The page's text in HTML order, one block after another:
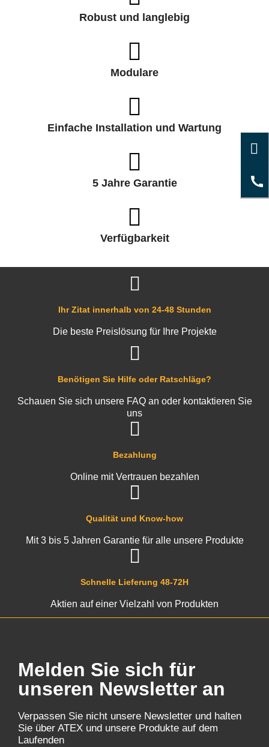
Robust und langlebig
Modulare
Einfache Installation und Wartung
5 Jahre Garantie
Verfügbarkeit
Schnelle Lieferung 48-72H
Aktien auf einer Vielzahl von Produkten
Qualität und Know-how
Mit 3 bis 5 Jahren Garantie für alle unsere Produkte
Bezahlung
Online mit Vertrauen bezahlen
Benötigen Sie Hilfe oder Ratschläge?
Schauen Sie sich unsere FAQ an oder kontaktieren Sie
uns
Ihr Zitat innerhalb von 24-48 Stunden
Die beste Preislösung für Ihre Projekte
Melden Sie sich für
unseren Newsletter an
Verpassen Sie nicht unsere Newsletter und halten
Sie über ATEX und unsere Produkte auf dem
Laufenden